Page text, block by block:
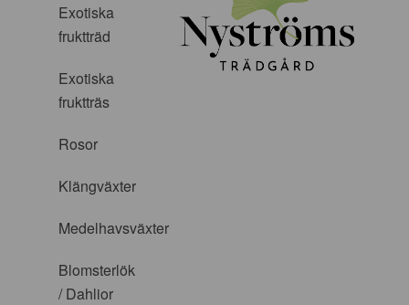
Exotiska
fruktträd
Exotiska
fruktträs
Rosor
Klängväxter
Medelhavsväxter
Blomsterlök
/ Dahlior